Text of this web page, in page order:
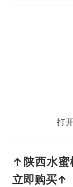
打
↑陕西水蜜
立即购买↑